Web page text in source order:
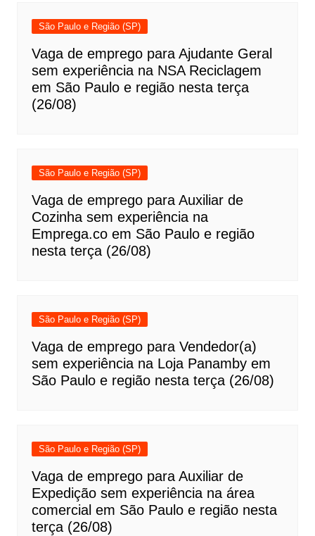
São Paulo e Região (SP)
Vaga de emprego para Ajudante Geral
sem experiência na NSA Reciclagem
em São Paulo e região nesta terça
(26/08)
São Paulo e Região (SP)
Vaga de emprego para Auxiliar de
Cozinha sem experiência na
Emprega.co em São Paulo e região
nesta terça (26/08)
São Paulo e Região (SP)
Vaga de emprego para Vendedor(a)
sem experiência na Loja Panamby em
São Paulo e região nesta terça (26/08)
São Paulo e Região (SP)
Vaga de emprego para Auxiliar de
Expedição sem experiência na área
comercial em São Paulo e região nesta
terça (26/08)